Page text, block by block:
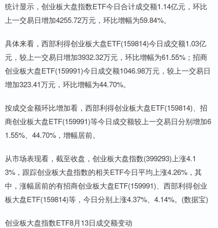
统计显示，创业板大盘指数ETF今日合计成交额1.14亿元，环比
上一交易日增加4255.72万元，环比增幅为59.84%。
具体来看，西部利得创业板大盘ETF(159814)今日成交额1.03亿
元，较上一交易日增加3932.32万元，环比增幅为61.55%；招商
创业板大盘ETF(159991)今日成交额1046.98万元，较上一交易日
增加323.41万元，环比增幅为44.70%。
按成交金额环比增加看，西部利得创业板大盘ETF(159814)、招
商创业板大盘ETF(159991)等今日成交额较上一交易日分别增加6
1.55%、44.70%，增幅居前。
从市场表现看，截至收盘，创业板大盘指数(399293)上涨4.1
3%，跟踪创业板大盘指数的相关ETF今日平均上涨4.26%，其
中，涨幅居前的有招商创业板大盘ETF(159991)、西部利得创业
板大盘ETF(159814)等，今日分别上涨4.37%、4.14%。(数据宝)
创业板大盘指数ETF8月13日成交额变动